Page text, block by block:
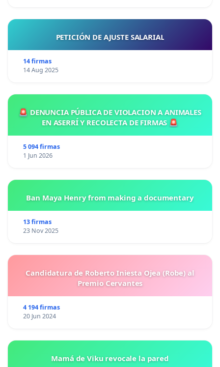
PETICIÓN DE AJUSTE SALARIAL
14 firmas
14 Aug 2025
🚨 DENUNCIA PÚBLICA DE VIOLACION A ANIMALES
EN ASERRÍ Y RECOLECTA DE FIRMAS 🚨
5 094 firmas
1 Jun 2026
Ban Maya Henry from making a documentary
13 firmas
23 Nov 2025
Candidatura de Roberto Iniesta Ojea (Robe) al
Premio Cervantes
4 194 firmas
20 Jun 2024
Mamá de Viku revocale la pared